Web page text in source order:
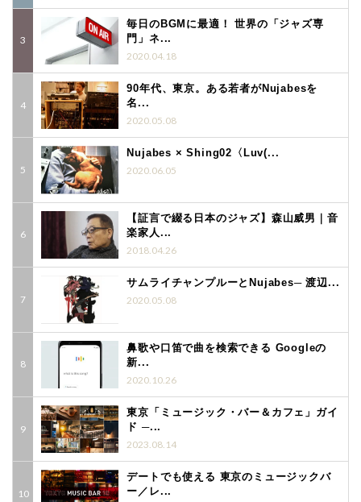
毎日のBGMに最適！ 世界の「ジャズ専
門」ネ...
2020.04.18
90年代、東京。ある若者がNujabesを
名...
2020.05.08
Nujabes × Shing02〈Luv(...
2020.06.05
【証言で綴る日本のジャズ】森山威男｜音
楽家人...
2018.04.26
サムライチャンプルーとNujabes─ 渡辺...
2020.05.08
鼻歌や口笛で曲を検索できる Googleの
新...
2020.10.26
東京「ミュージック・バー＆カフェ」ガイ
ド ─...
2023.08.14
デートでも使える 東京のミュージックバ
ー／レ...